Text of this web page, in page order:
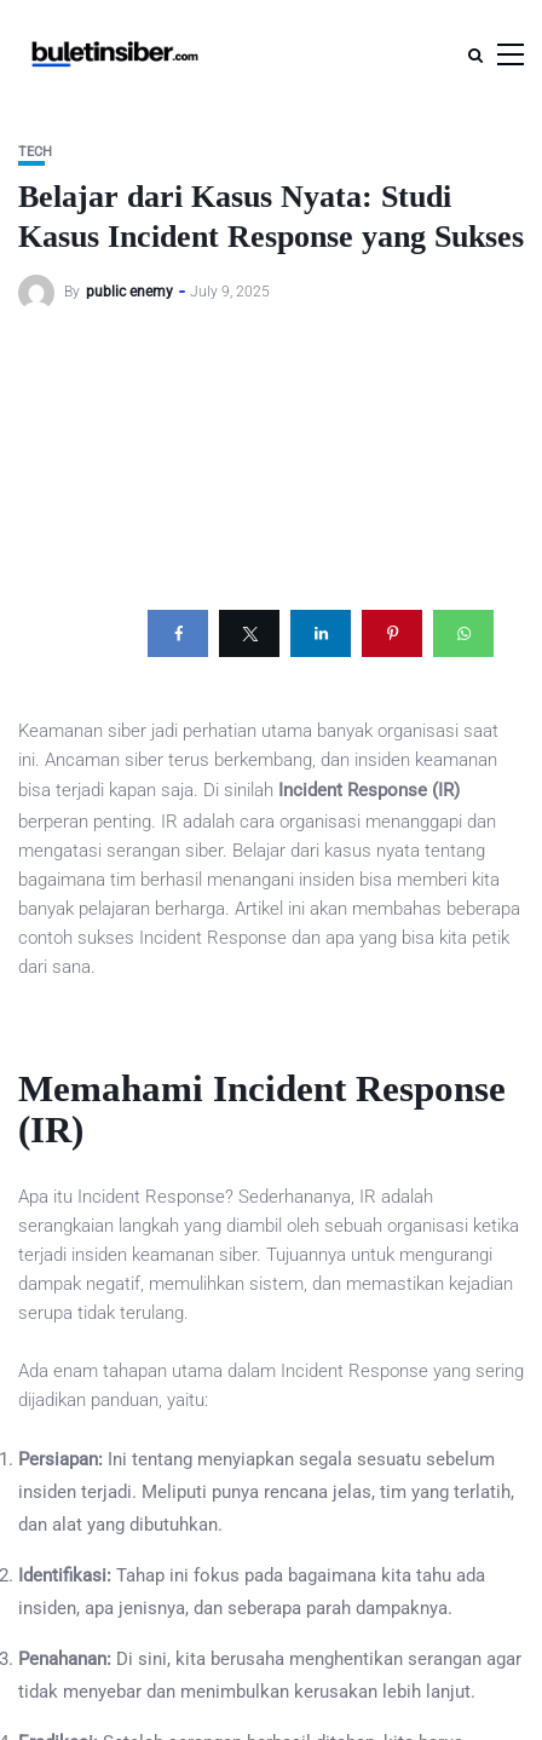
TECH
Belajar dari Kasus Nyata: Studi
Kasus Incident Response yang Sukses
By public enemy July 9, 2025
Keamanan siber jadi perhatian utama banyak organisasi saat
ini. Ancaman siber terus berkembang, dan insiden keamanan
bisa terjadi kapan saja. Di sinilah Incident Response (IR)
berperan penting. IR adalah cara organisasi menanggapi dan
mengatasi serangan siber. Belajar dari kasus nyata tentang
bagaimana tim berhasil menangani insiden bisa memberi kita
banyak pelajaran berharga. Artikel ini akan membahas beberapa
contoh sukses Incident Response dan apa yang bisa kita petik
dari sana.
Memahami Incident Response
(IR)
Apa itu Incident Response? Sederhananya, IR adalah
serangkaian langkah yang diambil oleh sebuah organisasi ketika
terjadi insiden keamanan siber. Tujuannya untuk mengurangi
dampak negatif, memulihkan sistem, dan memastikan kejadian
serupa tidak terulang.
Ada enam tahapan utama dalam Incident Response yang sering
dijadikan panduan, yaitu:
Persiapan: Ini tentang menyiapkan segala sesuatu sebelum
insiden terjadi. Meliputi punya rencana jelas, tim yang terlatih,
dan alat yang dibutuhkan.
Identifikasi: Tahap ini fokus pada bagaimana kita tahu ada
insiden, apa jenisnya, dan seberapa parah dampaknya.
Penahanan: Di sini, kita berusaha menghentikan serangan agar
tidak menyebar dan menimbulkan kerusakan lebih lanjut.